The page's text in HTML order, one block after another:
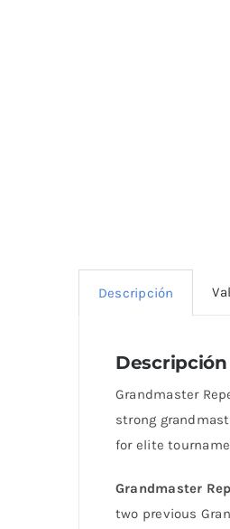
Descripción
Descripción
Grandmaster
strong
for elite
Grandmaster
two previous